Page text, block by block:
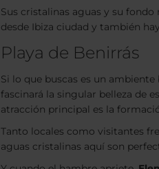
Sus cristalinas aguas y su
desde Ibiza ciudad y también
Playa de Benirrás
Si lo que buscas es un ambiente
fascinará la singular belleza de
atracción principal es la
Tanto locales como visitantes
aguas cristalinas aquí son